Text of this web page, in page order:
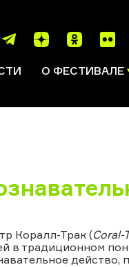
О ФЕСТИВАЛЕ
Коралл-Трак (Coral-
в традиционном
действо,